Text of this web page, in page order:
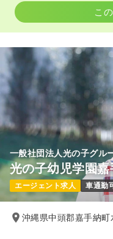
こ
一般社団法人光の子グル
光の子幼児学園
エージェント求人 車通勤
沖縄県中頭郡嘉手納